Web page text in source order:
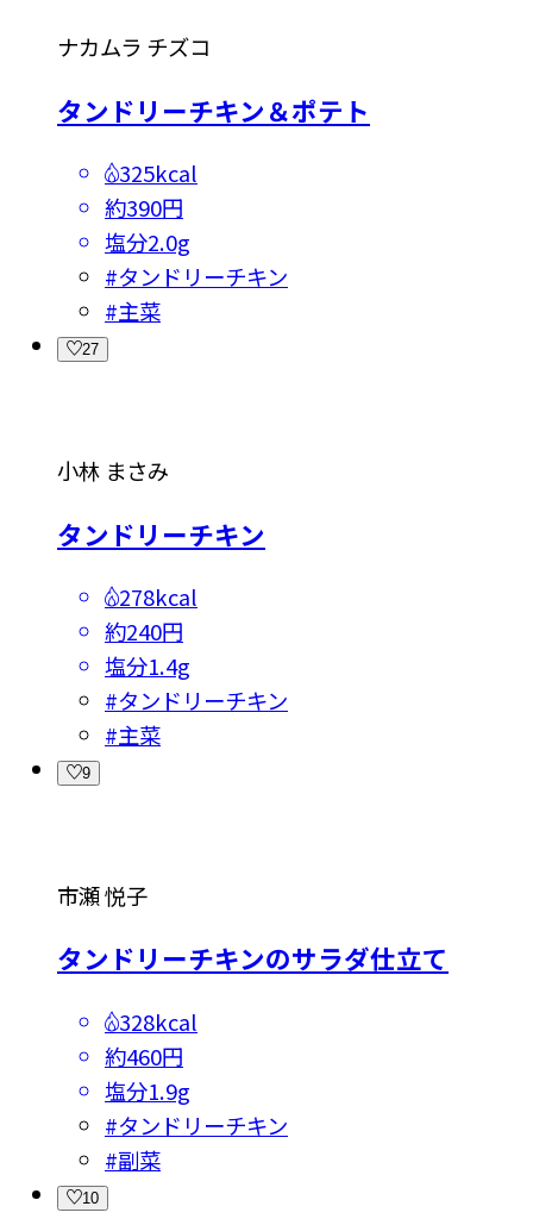
ナカムラ チズコ
タンドリーチキン＆ポテト
325kcal
約390円
塩分2.0g
#タンドリーチキン
#主菜
27
小林 まさみ
タンドリーチキン
278kcal
約240円
塩分1.4g
#タンドリーチキン
#主菜
9
市瀬 悦子
タンドリーチキンのサラダ仕立て
328kcal
約460円
塩分1.9g
#タンドリーチキン
#副菜
10